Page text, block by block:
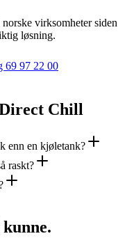
virksomheter siden
løsning.
69 97 22 00
Chill
enn en kjøletank?
raskt?